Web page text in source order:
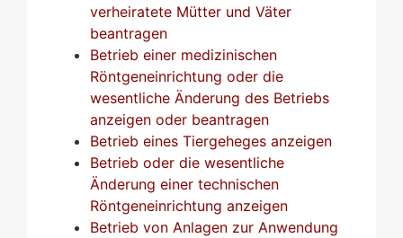
verheiratete Mütter und Väter
beantragen
Betrieb einer medizinischen
Röntgeneinrichtung oder die
wesentliche Änderung des Betriebs
anzeigen oder beantragen
Betrieb eines Tiergeheges anzeigen
Betrieb oder die wesentliche
Änderung einer technischen
Röntgeneinrichtung anzeigen
Betrieb von Anlagen zur Anwendung